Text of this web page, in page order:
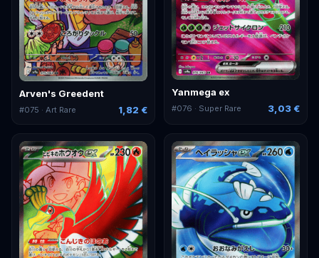
Arven's Greedent
#075 · Art Rare 1,82 €
Yanmega ex
#076 · Super Rare 3,03 €